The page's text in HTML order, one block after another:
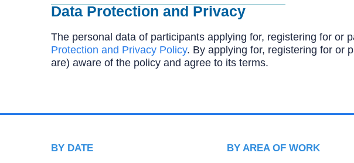
Data Protection and Privacy
The personal data of participants applying for, registering for or
Protection and Privacy Policy. By applying for, registering for or
are) aware of the policy and agree to its terms.
BY DATE BY AREA OF WORK